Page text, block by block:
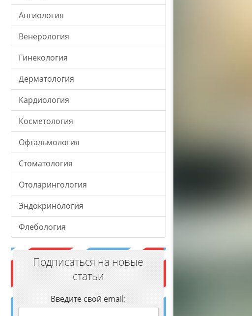
Ангиология
Венерология
Гинекология
Дерматология
Кардиология
Косметология
Офтальмология
Стоматология
Отоларингология
Эндокринология
Флебология
Подписаться на новые
статьи
Введите свой email: